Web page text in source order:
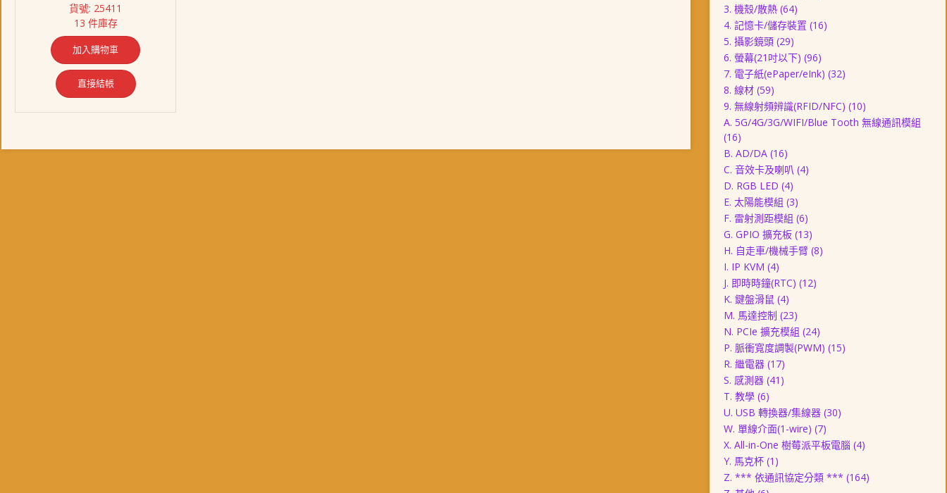
價
格：
NT$ 698。NT$ 558。
貨號: 25411
13 件庫存
加入購物車
直接結帳
3. 機殼/散熱 (64)
4. 記憶卡/儲存裝置 (16)
5. 攝影鏡頭 (29)
6. 螢幕(21吋以下) (96)
7. 電子紙(ePaper/eInk) (32)
8. 線材 (59)
9. 無線射頻辨識(RFID/NFC) (10)
A. 5G/4G/3G/WIFI/Blue Tooth 無線通訊模組
(16)
B. AD/DA (16)
C. 音效卡及喇叭 (4)
D. RGB LED (4)
E. 太陽能模組 (3)
F. 雷射測距模組 (6)
G. GPIO 擴充板 (13)
H. 自走車/機械手臂 (8)
I. IP KVM (4)
J. 即時時鐘(RTC) (12)
K. 鍵盤滑鼠 (4)
M. 馬達控制 (23)
N. PCIe 擴充模組 (24)
P. 脈衝寬度調製(PWM) (15)
R. 繼電器 (17)
S. 感測器 (41)
T. 教學 (6)
U. USB 轉換器/集線器 (30)
W. 單線介面(1-wire) (7)
X. All-in-One 樹莓派平板電腦 (4)
Y. 馬克杯 (1)
Z. *** 依通訊協定分類 *** (164)